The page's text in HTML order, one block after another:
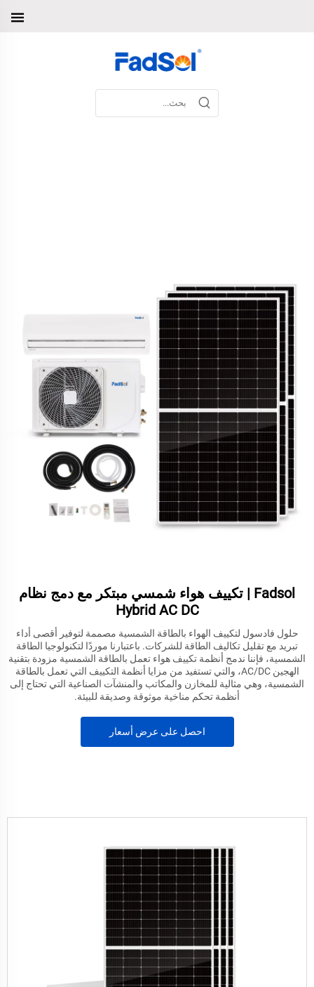
Fadsol | تكييف هواء شمسي مبتكر مع دمج نظام
Hybrid AC DC
حلول فادسول لتكييف الهواء بالطاقة الشمسية مصممة لتوفير أقصى أداء
تبريد مع تقليل تكاليف الطاقة للشركات. باعتبارنا موردًا لتكنولوجيا الطاقة
الشمسية، فإننا ندمج أنظمة تكييف هواء تعمل بالطاقة الشمسية مزودة بتقنية
الهجين AC/DC، والتي تستفيد من مزايا أنظمة التكييف التي تعمل بالطاقة
الشمسية، وهي مثالية للمخازن والمكاتب والمنشآت الصناعية التي تحتاج إلى
أنظمة تحكم مناخية موثوقة وصديقة للبيئة.
احصل على عرض أسعار